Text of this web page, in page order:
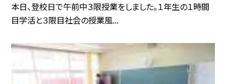
本日、登校日で午前中３限授業をしました。１年生の１時間
目学活と３限目社会の授業風...